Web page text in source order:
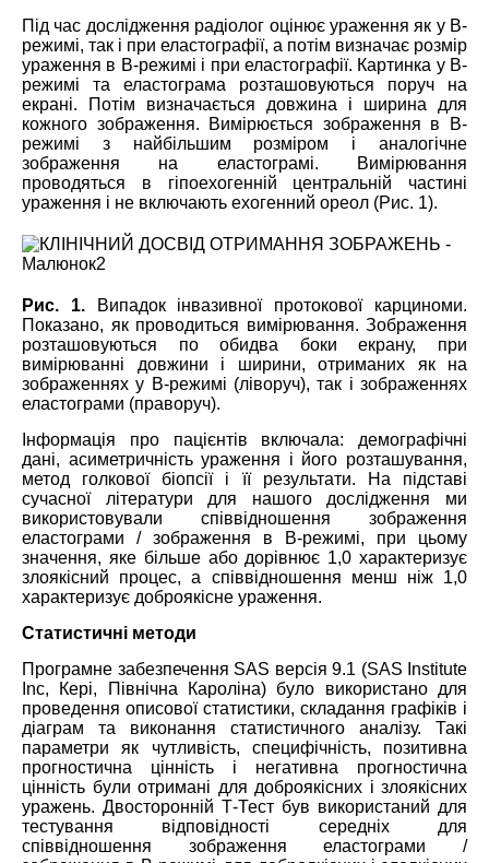
Під час дослідження радіолог оцінює ураження як у В-
режимі, так і при еластографії, а потім визначає розмір
ураження в B-режимі і при еластографії. Картинка у В-
режимі та еластограма розташовуються поруч на
екрані. Потім визначається довжина і ширина для
кожного зображення. Вимірюється зображення в B-
режимі з найбільшим розміром і аналогічне
зображення на еластограмі. Вимірювання
проводяться в гіпоехогенній центральній частині
ураження і не включають ехогенний ореол (Рис. 1).
Рис. 1.Випадок інвазивної протокової карциноми.
Показано, як проводиться вимірювання. Зображення
розташовуються по обидва боки екрану, при
вимірюванні довжини і ширини, отриманих як на
зображеннях у В-режимі (ліворуч), так і зображеннях
еластограми (праворуч).
Інформація про пацієнтів включала: демографічні
дані, асиметричність ураження і його розташування,
метод голкової біопсії і її результати. На підставі
сучасної літератури для нашого дослідження ми
використовували співвідношення зображення
еластограми / зображення в В-режимі, при цьому
значення, яке більше або дорівнює 1,0 характеризує
злоякісний процес, а співвідношення менш ніж 1,0
характеризує доброякісне ураження.
Статистичні методи
Програмне забезпечення SAS версія 9.1 (SAS Institute
Inc, Кері, Північна Кароліна) було використано для
проведення описової статистики, складання графіків і
діаграм та виконання статистичного аналізу. Такі
параметри як чутливість, специфічність, позитивна
прогностична цінність і негативна прогностична
цінність були отримані для доброякісних і злоякісних
уражень. Двосторонній Т-Тест був використаний для
тестування відповідності середніх для
співвідношення зображення еластограми /